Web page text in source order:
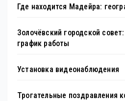
Где находится Мадейра:
Золочёвский городской
график работы
Установка видеонаблюдения
Трогательные поздравления